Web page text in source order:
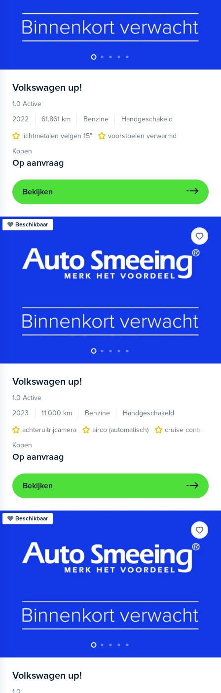
Volkswagen up!
1.0 Active
2022
61.861 km Benzine
Handgeschakeld
lichtmetalen velgen 15"
voorstoelen verwarmd
Kopen
Op aanvraag
Bekijken
Beschikbaar
Volkswagen up!
1.0 Active
2023
11.000 km Benzine
Handgeschakeld
achteruitrijcamera
airco (automatisch)
cruise control
Kopen
Op aanvraag
Bekijken
Beschikbaar
Volkswagen up!